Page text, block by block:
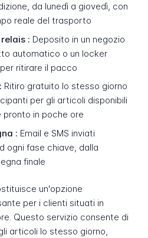
da lunedì a giovedì, con
reale del trasporto
: Deposito in un negozio
automatico o un locker
ritirare il pacco
Ritiro gratuito lo stesso giorno
per gli articoli disponibili
pronto in poche ore
: Email e SMS inviati
ogni fase chiave, dalla
finale
un'opzione
per i clienti situati in
Questo servizio consente di
articoli lo stesso giorno,